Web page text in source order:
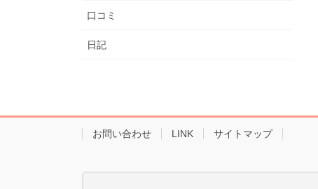
口コミ
日記
お問い合わせ LINK サイトマップ